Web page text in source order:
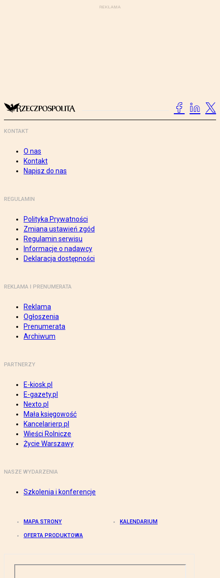
KONTAKT
O nas
Kontakt
Napisz do nas
REGULAMIN
Polityka Prywatności
Zmiana ustawień zgód
Regulamin serwisu
Informacje o nadawcy
Deklaracja dostępności
REKLAMA I PRENUMERATA
Reklama
Ogłoszenia
Prenumerata
Archiwum
PARTNERZY
E-kiosk.pl
E-gazety.pl
Nexto.pl
Mała księgowość
Kancelarierp.pl
Wieści Rolnicze
Życie Warszawy
NASZE WYDARZENIA
Szkolenia i konferencje
MAPA STRONY KALENDARIUM
OFERTA PRODUKTOWA